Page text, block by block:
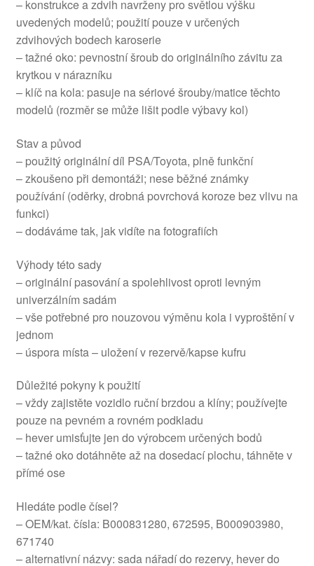
– konstrukce a zdvih navrženy pro světlou výšku
uvedených modelů; použití pouze v určených
zdvihových bodech karoserie
– tažné oko: pevnostní šroub do originálního závitu za
krytkou v nárazníku
– klíč na kola: pasuje na sériové šrouby/matice těchto
modelů (rozměr se může lišit podle výbavy kol)
Stav a původ
– použitý originální díl PSA/Toyota, plně funkční
– zkoušeno při demontáži; nese běžné známky
používání (oděrky, drobná povrchová koroze bez vlivu na
funkci)
– dodáváme tak, jak vidíte na fotografiích
Výhody této sady
– originální pasování a spolehlivost oproti levným
univerzálním sadám
– vše potřebné pro nouzovou výměnu kola i vyproštění v
jednom
– úspora místa – uložení v rezervě/kapse kufru
Důležité pokyny k použití
– vždy zajistěte vozidlo ruční brzdou a klíny; používejte
pouze na pevném a rovném podkladu
– hever umisťujte jen do výrobcem určených bodů
– tažné oko dotáhněte až na dosedací plochu, táhněte v
přímé ose
Hledáte podle čísel?
– OEM/kat. čísla: B000831280, 672595, B000903980,
671740
– alternativní názvy: sada nářadí do rezervy, hever do